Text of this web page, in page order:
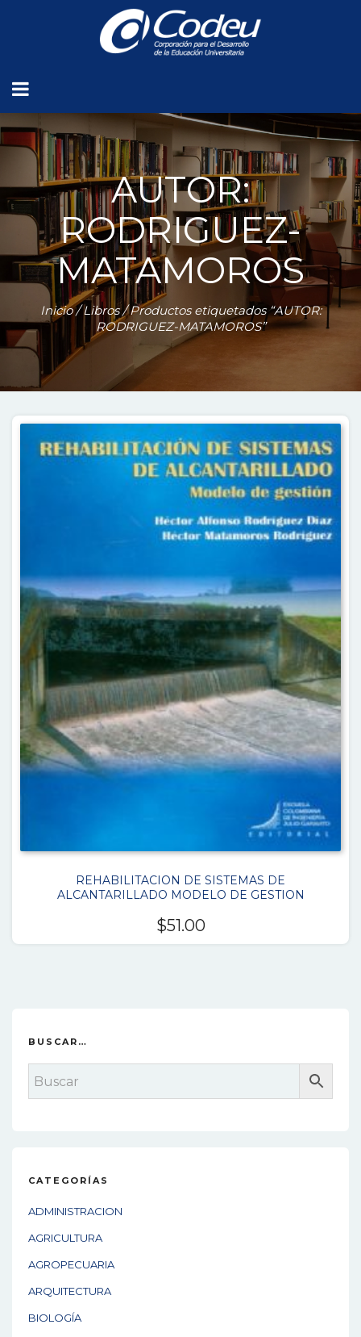
AUTOR:
RODRIGUEZ-
MATAMOROS
Inicio/Libros/ Productos etiquetados “AUTOR:
RODRIGUEZ-MATAMOROS”
REHABILITACION DE SISTEMAS DE
ALCANTARILLADO MODELO DE GESTION
$51.00
BUSCAR…
CATEGORÍAS
ADMINISTRACION
AGRICULTURA
AGROPECUARIA
ARQUITECTURA
BIOLOGÍA